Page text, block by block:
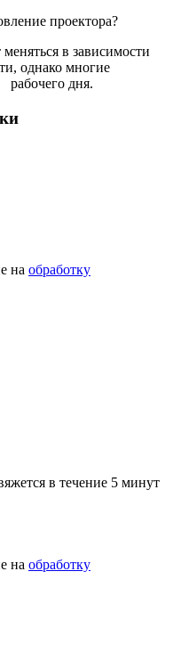
проектора?
в зависимости
однако многие
рабочего дня.
на обработку
в течение 5 минут
на обработку